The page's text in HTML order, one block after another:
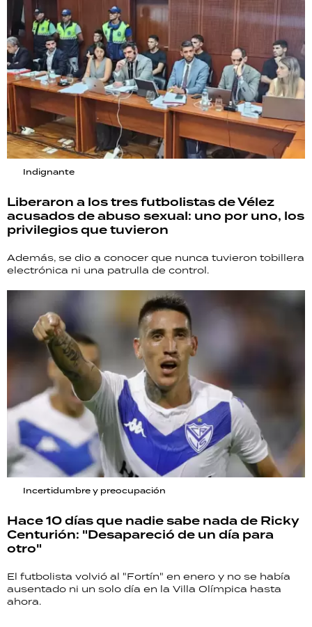
Indignante
Liberaron a los tres futbolistas de Vélez
acusados de abuso sexual: uno por uno, los
privilegios que tuvieron
Además, se dio a conocer que nunca tuvieron tobillera
electrónica ni una patrulla de control.
Incertidumbre y preocupación
Hace 10 días que nadie sabe nada de Ricky
Centurión: "Desapareció de un día para
otro"
El futbolista volvió al "Fortín" en enero y no se había
ausentado ni un solo día en la Villa Olímpica hasta
ahora.